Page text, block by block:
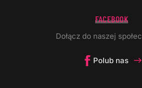
FACEBOOK
Dołącz do naszej
Polub nas